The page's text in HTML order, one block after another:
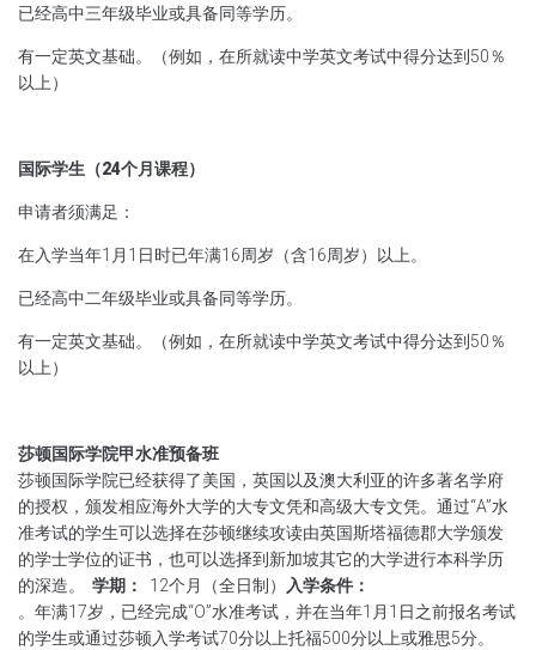
已经高中三年级毕业或具备同等学历。
有一定英文基础。（例如，在所就读中学英文考试中得分达到50％
以上）
国际学生（24个月课程）
申请者须满足：
在入学当年1月1日时已年满16周岁（含16周岁）以上。
已经高中二年级毕业或具备同等学历。
有一定英文基础。（例如，在所就读中学英文考试中得分达到50％
以上）
莎顿国际学院甲水准预备班
莎顿国际学院已经获得了美国，英国以及澳大利亚的许多著名学府
的授权 ，颁发相应海外大学的大专文凭和高级大专文凭。通过“A”水
准考试的学生可以选择在莎顿继续攻读由英国斯塔福德郡大学颁发
的学士学位的证书，也可以选择到新加坡其它的大学进行本科学历
的深造。 学期： 12个月（全日制）
入学条件：
。年满17岁，已经完成“O”水准考试，并在当年1月1日之前报名考试
的学生或通过莎顿入学考试70分以上托福500分以上或雅思5分。